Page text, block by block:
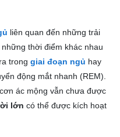
liên quan đến những trải
thời điểm khác nhau
trong giai đoạn ngủ hay
động mắt nhanh (REM).
ác mộng vẫn chưa được
lớn có thể được kích hoạt